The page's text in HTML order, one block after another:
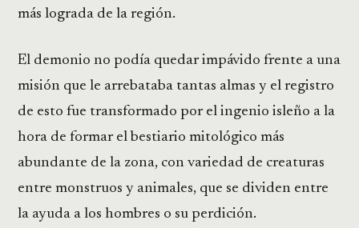
más lograda de la región.
El demonio no podía quedar impávido frente a una
misión que le arrebataba tantas almas y el registro
de esto fue transformado por el ingenio isleño a la
hora de formar el bestiario mitológico más
abundante de la zona, con variedad de creaturas
entre monstruos y animales, que se dividen entre
la ayuda a los hombres o su perdición.